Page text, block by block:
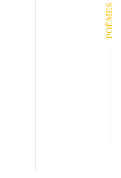
POÈMES